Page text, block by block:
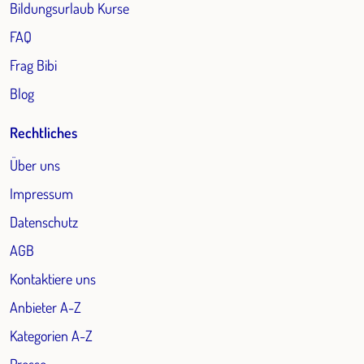
Bildungsurlaub Kurse
FAQ
Frag Bibi
Blog
Rechtliches
Über uns
Impressum
Datenschutz
AGB
Kontaktiere uns
Anbieter A-Z
Kategorien A-Z